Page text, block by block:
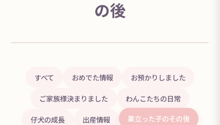
の後
すべて おめでた情報 お預かりしました
ご家族様決まりました わんこたちの日常
仔犬の成長 出産情報 巣立った子のその後